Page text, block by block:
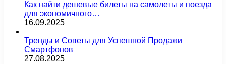
Как найти дешевые билеты на самолеты и поезда
для экономичного…
16.09.2025
Тренды и Советы для Успешной Продажи
Смартфонов
27.08.2025